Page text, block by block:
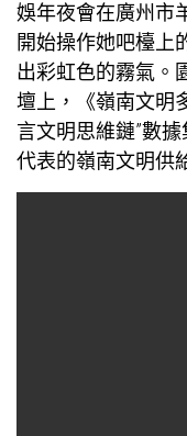
娛年夜會在廣州市
開始操作她吧檯上
出彩虹色的霧氣。
壇上，《嶺南文明
言文明思維鏈”數
代表的嶺南文明供